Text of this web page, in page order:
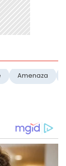
Amenaza